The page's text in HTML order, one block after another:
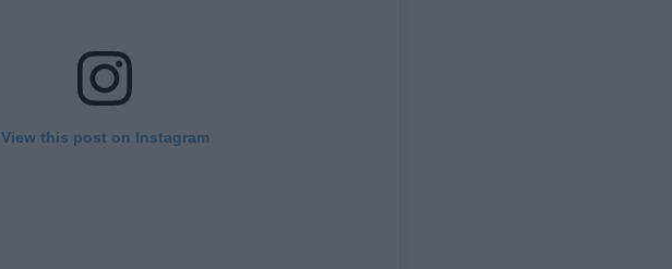
View this post on Instagram